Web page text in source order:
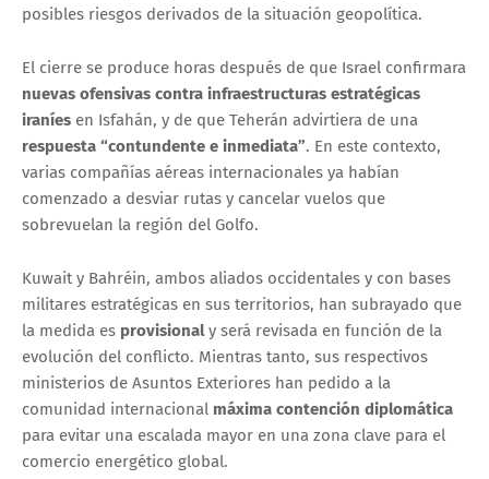
posibles riesgos derivados de la situación geopolítica.
El cierre se produce horas después de que Israel confirmara
nuevas ofensivas contra infraestructuras estratégicas
iraníes en Isfahán, y de que Teherán advirtiera de una
respuesta “contundente e inmediata”. En este contexto,
varias compañías aéreas internacionales ya habían
comenzado a desviar rutas y cancelar vuelos que
sobrevuelan la región del Golfo.
Kuwait y Bahréin, ambos aliados occidentales y con bases
militares estratégicas en sus territorios, han subrayado que
la medida es provisionaly será revisada en función de la
evolución del conflicto. Mientras tanto, sus respectivos
ministerios de Asuntos Exteriores han pedido a la
comunidad internacional máxima contención diplomática
para evitar una escalada mayor en una zona clave para el
comercio energético global.